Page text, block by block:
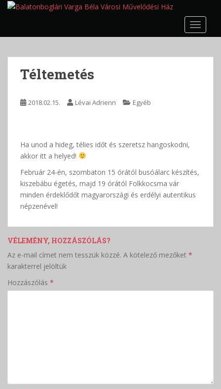
p
Téltemetés
2018.02.15. Lévai Adrienn Egyéb
Ha unod a hideg, télies időt és szeretsz hangoskodni,
akkor itt a helyed!
Február 24-én, szombaton 15 órától busóálarc készítés,
kiszebábu égetés, majd 19 órától Folkkocsma vár
minden érdeklődőt magyarországi és erdélyi autentikus
népzenével!
VÉLEMÉNY, HOZZÁSZÓLÁS?
Az e-mail címet nem tesszük közzé. A kötelező mezőket *
karakterrel jelöltük
Hozzászólás *